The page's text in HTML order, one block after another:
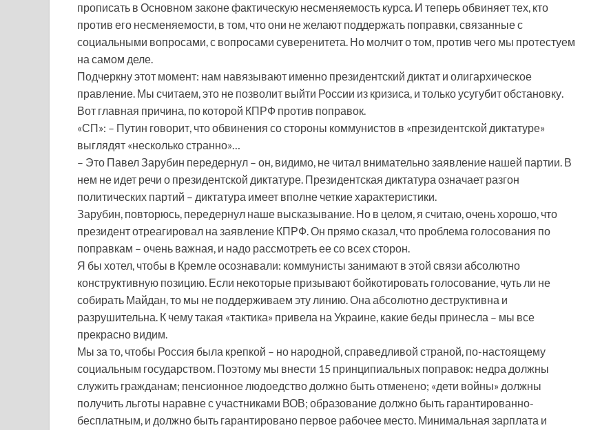
прописать в Основном законе фактическую несменяемость курса. И теперь обвиняет тех, кто
против его несменяемости, в том, что они не желают поддержать поправки, связанные с
социальными вопросами, с вопросами суверенитета. Но молчит о том, против чего мы протестуем
на самом деле.
Подчеркну этот момент: нам навязывают именно президентский диктат и олигархическое
правление. Мы считаем, это не позволит выйти России из кризиса, и только усугубит обстановку.
Вот главная причина, по которой КПРФ против поправок.
«СП»: – Путин говорит, что обвинения со стороны коммунистов в «президентской диктатуре»
выглядят «несколько странно»…
– Это Павел Зарубин передернул – он, видимо, не читал внимательно заявление нашей партии. В
нем не идет речи о президентской диктатуре. Президентская диктатура означает разгон
политических партий – диктатура имеет вполне четкие характеристики.
Зарубин, повторюсь, передернул наше высказывание. Но в целом, я считаю, очень хорошо, что
президент отреагировал на заявление КПРФ. Он прямо сказал, что проблема голосования по
поправкам – очень важная, и надо рассмотреть ее со всех сторон.
Я бы хотел, чтобы в Кремле осознавали: коммунисты занимают в этой связи абсолютно
конструктивную позицию. Если некоторые призывают бойкотировать голосование, чуть ли не
собирать Майдан, то мы не поддерживаем эту линию. Она абсолютно деструктивна и
разрушительна. К чему такая «тактика» привела на Украине, какие беды принесла – мы все
прекрасно видим.
Мы за то, чтобы Россия была крепкой – но народной, справедливой страной, по-настоящему
социальным государством. Поэтому мы внести 15 принципиальных поправок: недра должны
служить гражданам; пенсионное людоедство должно быть отменено; «дети войны» должны
получить льготы наравне с участниками ВОВ; образование должно быть гарантированно-
бесплатным, и должно быть гарантировано первое рабочее место. Минимальная зарплата и